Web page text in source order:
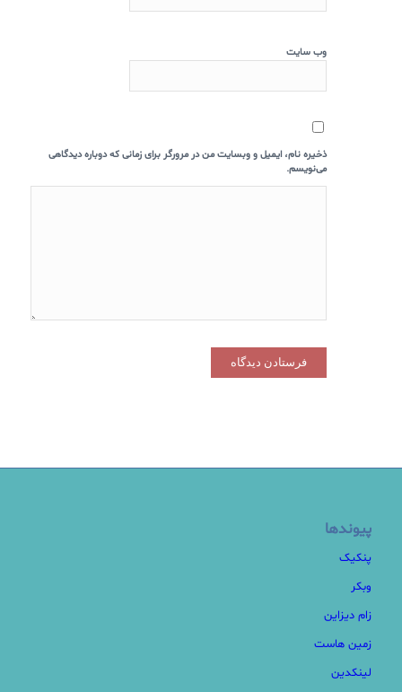
وب‌ سایت
ذخیره نام، ایمیل و وبسایت من در مرورگر برای زمانی که دوباره دیدگاهی
می‌نویسم.
پیوندها
پنکیک
وبکر
زام دیزاین
زمین هاست
لینکدین